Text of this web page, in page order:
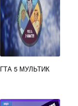
ГТА 5 МУЛЬТИК